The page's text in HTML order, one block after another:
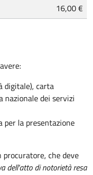
16,00 €
digitale), carta
nazionale dei servizi
la presentazione
procuratore, che deve
dell'atto di notorietà resa